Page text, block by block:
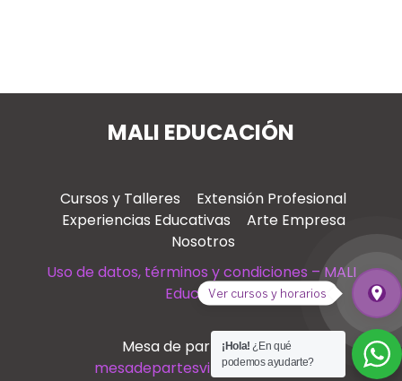
MALI EDUCACIÓN
Cursos y Talleres
Extensión Profesional
Experiencias Educativas
Arte Empresa
Nosotros
Uso de datos, términos y condiciones – MALI
Educación
Mesa de partes virtual
mesadepartesvirtual@mali.pe
¡Hola! ¿En qué
podemos ayudarte?
Ver
place
Ver cursos y horarios